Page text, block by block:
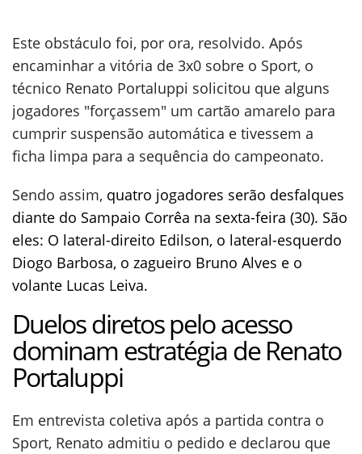
Este obstáculo foi, por ora, resolvido. Após
encaminhar a vitória de 3x0 sobre o Sport, o
técnico Renato Portaluppi solicitou que alguns
jogadores "forçassem" um cartão amarelo para
cumprir suspensão automática e tivessem a
ficha limpa para a sequência do campeonato.
Sendo assim, quatro jogadores serão desfalques
diante do Sampaio Corrêa na sexta-feira (30). São
eles: O lateral-direito Edilson, o lateral-esquerdo
Diogo Barbosa, o zagueiro Bruno Alves e o
volante Lucas Leiva.
Duelos diretos pelo acesso
dominam estratégia de Renato
Portaluppi
Em entrevista coletiva após a partida contra o
Sport, Renato admitiu o pedido e declarou que